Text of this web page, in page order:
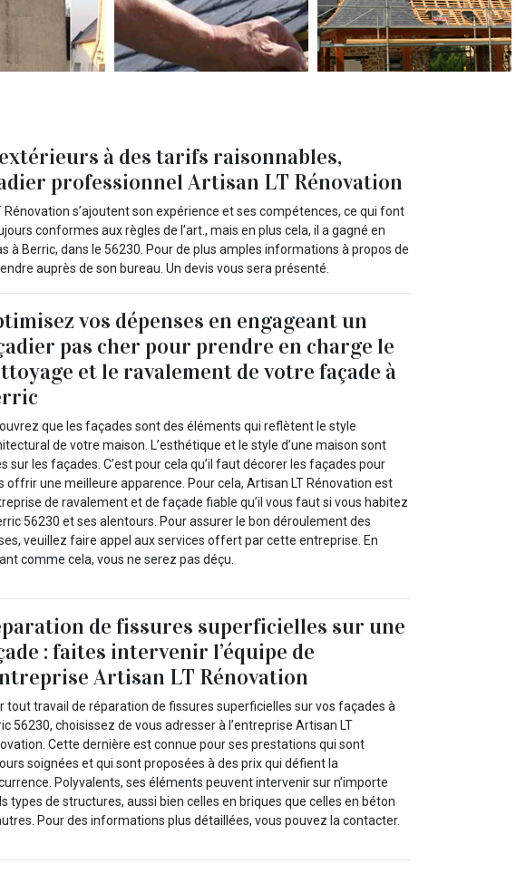
à des tarifs raisonnables,
professionnel Artisan LT Rénovation
s’ajoutent son expérience et ses compétences, ce qui font
conformes aux règles de l’art., mais en plus cela, il a gagné en
à Berric, dans le 56230. Pour de plus amples informations à propos de
auprès de son bureau. Un devis vous sera présenté.
vos dépenses en engageant un
pas cher pour prendre en charge le
et le ravalement de votre façade à
que les façades sont des éléments qui reflètent le style
de votre maison. L’esthétique et le style d’une maison sont
sur les façades. C’est pour cela qu’il faut décorer les façades pour
offrir une meilleure apparence. Pour cela, Artisan LT Rénovation est
de ravalement et de façade fiable qu’il vous faut si vous habitez
56230 et ses alentours. Pour assurer le bon déroulement des
veuillez faire appel aux services offert par cette entreprise. En
comme cela, vous ne serez pas déçu.
de fissures superficielles sur une
: faites intervenir l’équipe de
Artisan LT Rénovation
tout travail de réparation de fissures superficielles sur vos façades à
56230, choisissez de vous adresser à l’entreprise Artisan LT
Cette dernière est connue pour ses prestations qui sont
soignées et qui sont proposées à des prix qui défient la
Polyvalents, ses éléments peuvent intervenir sur n’importe
types de structures, aussi bien celles en briques que celles en béton
Pour des informations plus détaillées, vous pouvez la contacter.